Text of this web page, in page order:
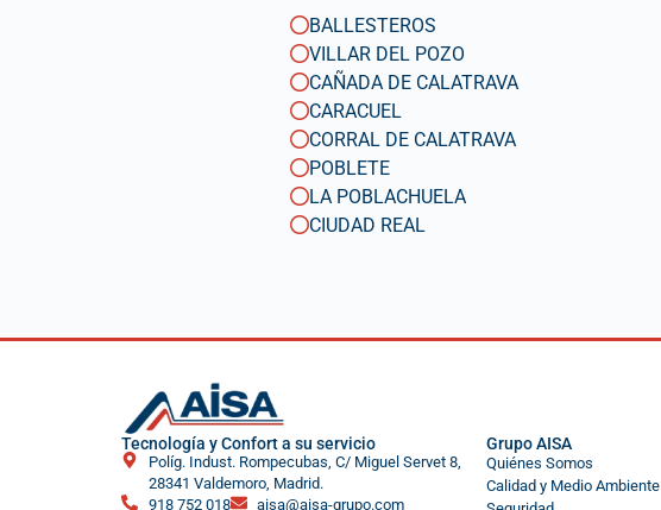
BALLESTEROS
VILLAR DEL POZO
CAÑADA DE CALATRAVA
CARACUEL
CORRAL DE CALATRAVA
POBLETE
LA POBLACHUELA
CIUDAD REAL
Tecnología y Confort a su servicio
Políg. Indust. Rompecubas, C/ Miguel Servet 8,
28341 Valdemoro, Madrid.
918 752 018
aisa@aisa-grupo.com
Grupo AISA
Quiénes Somos
Calidad y Medio Ambiente